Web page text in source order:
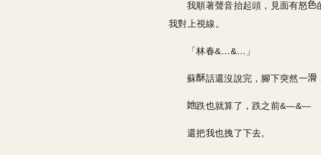
我順著聲音抬起頭，見面有怒
我對上視線。
「林春&…&…」
蘇 話還沒說完，腳下突然一
跌也就算了，跌之前&—&—
還把我也拽了下去。